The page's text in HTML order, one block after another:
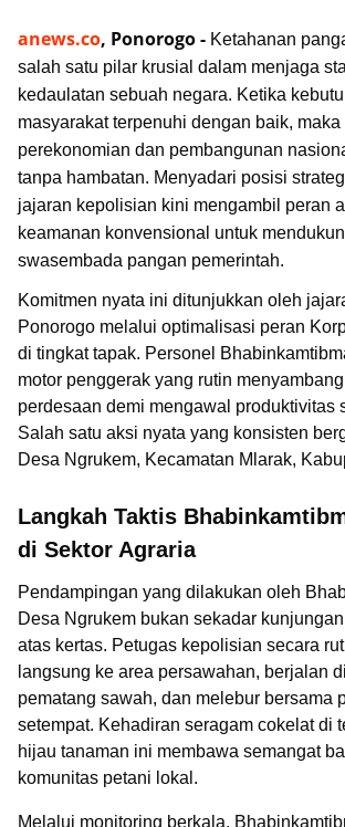
anews.co, Ponorogo - Ketahanan
salah satu pilar krusial dalam menjaga
kedaulatan sebuah negara. Ketika
masyarakat terpenuhi dengan baik, maka
perekonomian dan pembangunan
tanpa hambatan. Menyadari posisi
jajaran kepolisian kini mengambil peran
keamanan konvensional untuk
swasembada pangan pemerintah.
Komitmen nyata ini ditunjukkan oleh
Ponorogo melalui optimalisasi peran
di tingkat tapak. Personel
motor penggerak yang rutin
perdesaan demi mengawal produktivitas
Salah satu aksi nyata yang konsisten
Desa Ngrukem, Kecamatan Mlarak,
Langkah Taktis
di Sektor Agraria
Pendampingan yang dilakukan oleh
Desa Ngrukem bukan sekadar
atas kertas. Petugas kepolisian secara
langsung ke area persawahan, berjalan
pematang sawah, dan melebur bersama
setempat. Kehadiran seragam cokelat di
hijau tanaman ini membawa semangat
komunitas petani lokal.
Melalui monitoring berkala,